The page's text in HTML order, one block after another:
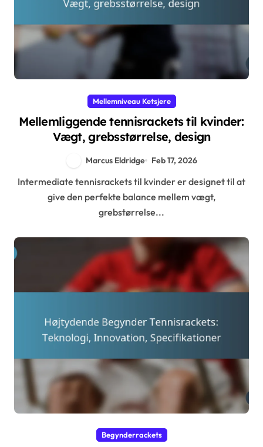
Mellemniveau Ketsjere
Mellemliggende tennisrackets til kvinder:
Vægt, grebsstørrelse, design
Marcus Eldridge Feb 17, 2026
Intermediate tennisrackets til kvinder er designet til at
give den perfekte balance mellem vægt,
grebstørrelse...
Begynderrackets